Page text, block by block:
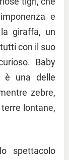
e
giraffa, un
con il suo
Baby
è una delle
zebre,
lontane,
spettacolo